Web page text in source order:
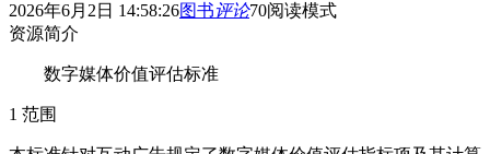
2026年6月2日 14:58:26图书评论70阅读模式
资源简介
数字媒体价值评估标准
1 范围